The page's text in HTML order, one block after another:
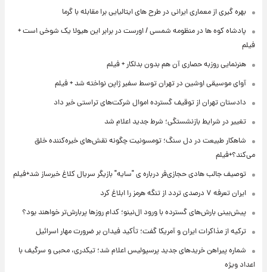
بهره گیری از معماری ایرانی در طرح های ایتالیایی برا مقابله با گرما
پادشاه کوه ها در منظومه شمسی / اورست در برابر این هیولا یک شوخی است +
فیلم
هنرنمایی روزبه حصاری آن هم بدون بدلکار + فیلم
آوای موسیقی اوشین در تهران توسط سفیر ژاپن نواخته شد + فیلم
دادستان تهران از توقیف گسترده اموال شرکت‌های تراستی خبر داد
تغییر در شرایط بازنشستگی؛ شرط جدید اعلام شد
شاهکار طبیعت در دل سنگ؛ تومسونیت چگونه نقش‌های خیره‌کننده خلق
می‌کند؟+فیلم
توصیف جالب هادی حجازی‌فر درباره ی "سایه" بازیگر سریال کلاغ خبرساز شد+فیلم
ایران تعرفه ۷ درصدی تردد از تنگه هرمز را ابلاغ کرد
پیش‌بینی بارش‌های گسترده با ورود ال‌نینو؛ کدام روزها پربارش‌تر خواهند بود؟
ترکیه از مذاکرات ایران و آمریکا گفت؛ تأکید فیدان بر ضرورت مهار اسرائیل
شماره پیراهن خریدهای جدید پرسپولیس اعلام شد؛ تیکدری، محبی و سرگیف با
اعداد ویژه